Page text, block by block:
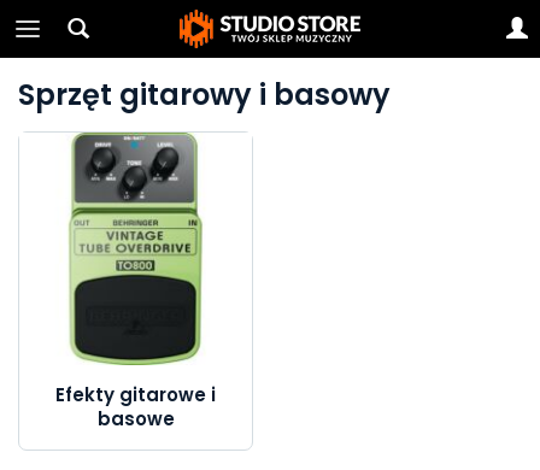
Sprzęt gitarowy i basowy
Efekty gitarowe i
basowe